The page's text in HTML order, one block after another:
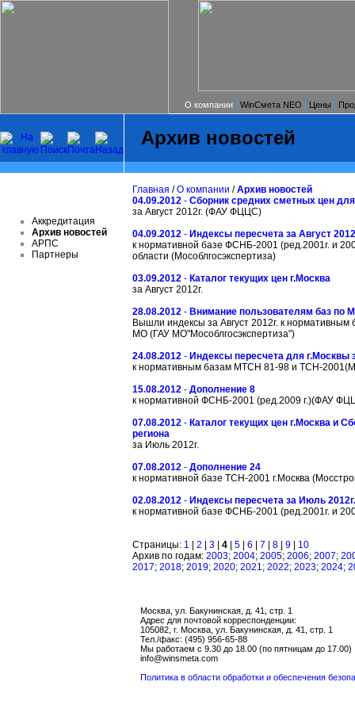
О компании | WinСмета NEO | Цены |
Архив новостей
Аккредитация
Архив новостей
АРПС
Партнеры
Главная /О компании /Архив новостей
04.09.2012 - Сборник средних сметных цен
за Август 2012г. (ФАУ ФЦЦС)
04.09.2012 - Индексы пересчета за Август
к нормативной базе ФСНБ-2001 (ред.2001г. и
области (Мособлгосэкспертиза)
03.09.2012 - Каталог текущих цен г.Москва
за Август 2012г.
28.08.2012 - Внимание пользователям баз по
Вышли индексы за Август 2012г. к
МО (ГАУ МО"Мособлгосэкспертиза")
24.08.2012 - Индексы пересчета для г.Москвы
к нормативным базам МТСН 81-98 и ТСН-
15.08.2012 - Дополнение 8
к нормативной ФСНБ-2001 (ред.2009 г.)(ФАУ
07.08.2012 - Каталог текущих цен г.Москва и
региона
за Июль 2012г.
07.08.2012 - Дополнение 24
к нормативной базе ТСН-2001 г.Москва
02.08.2012 - Индексы пересчета за Июль 2012г.
к нормативной базе ФСНБ-2001 (ред.2001г. и
Страницы: 1 2 3 4 5 6 7 8 9
10
Архив по годам: 2003; 2004; 2005; 2006; 2007;
2017; 2018; 2019; 2020; 2021; 2022; 2023; 2024;
Москва, ул. Бакунинская, д. 41, стр. 1
Адрес для почтовой корреспонденции:
105082, г. Москва, ул. Бакунинская, д. 41, стр. 1
Тел./факс: (495) 956-65-88
Мы работаем с 9.30 до 18.00 (по пятницам до 17.00)
info@winsmeta.com
Политика в области обработки и обеспечения